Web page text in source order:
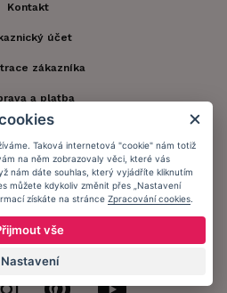
Kontakt
účet
zákazníka
a platba
podmínky
osobních údajů
memorandum
v kontaktu.
Taková internetová "cookie" nám totiž
na něm zobrazovaly věci, které vás
nám dáte souhlas, který vyjádříte kliknutím
můžete kdykoliv změnit přes „Nastavení
získáte na stránce Zpracování cookies
vše
Nastavení